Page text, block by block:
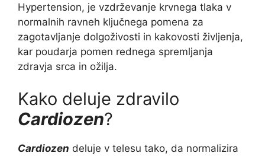
Hypertension, je vzdrževanje krvnega tlaka v
normalnih ravneh ključnega pomena za
zagotavljanje dolgoživosti in kakovosti življenja,
kar poudarja pomen rednega spremljanja
zdravja srca in ožilja.
Kako deluje zdravilo
Cardiozen?
Cardiozen deluje v telesu tako, da normalizira